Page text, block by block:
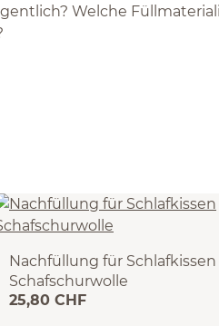
Welche
Nachfüllung für Schlafkissen
Schafschurwolle
(150 g)
25,80 CHF